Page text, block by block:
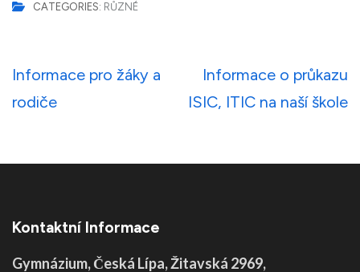
CATEGORIES: RŮZNÉ
Navigace
pro
Informace pro žáky a
rodiče
Informace o průkazu
ISIC, ITIC na naší škole
Kontaktní Informace
Gymnázium, Česká Lípa, Žitavská 2969,